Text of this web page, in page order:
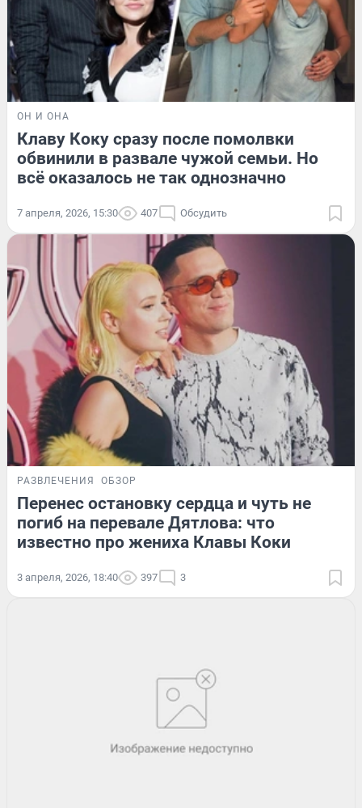
ОН И ОНА
Клаву Коку сразу после помолвки
обвинили в развале чужой семьи. Но
всё оказалось не так однозначно
7 апреля, 2026, 15:30 407 Обсудить
РАЗВЛЕЧЕНИЯ ОБЗОР
Перенес остановку сердца и чуть не
погиб на перевале Дятлова: что
известно про жениха Клавы Коки
3 апреля, 2026, 18:40 397 3